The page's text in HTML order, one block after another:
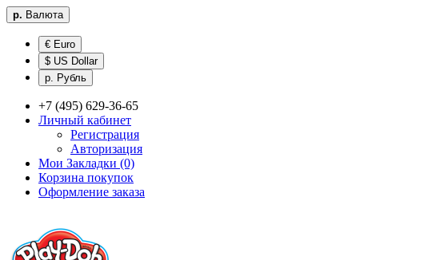
р. Валюта
€ Euro
$ US Dollar
р. Рубль
+7 (495) 629-36-65
Личный кабинет
Регистрация
Авторизация
Мои Закладки (0)
Корзина покупок
Оформление заказа